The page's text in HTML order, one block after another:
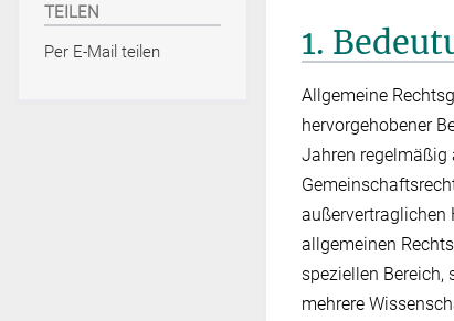
1.
Allgemeine
hervorgehobener
Jahren regelmäßig
außervertraglichen
allgemeinen
speziellen Bereich,
mehrere
TEILEN
Per E-Mail teilen